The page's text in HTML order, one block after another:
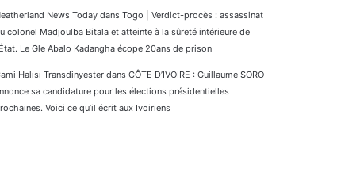
News Today dans Togo | Verdict-procès : assassinat
colonel Madjoulba Bitala et atteinte à la sûreté intérieure de
Le Gle Abalo Kadangha écope 20ans de prison
Halısı Transdinyester dans CÔTE D’IVOIRE : Guillaume SORO
sa candidature pour les élections présidentielles
Voici ce qu’il écrit aux Ivoiriens